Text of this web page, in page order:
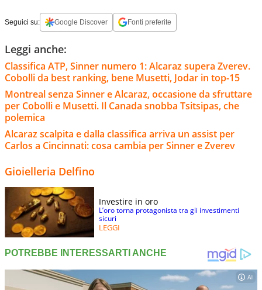
Seguici su: Google Discover Fonti preferite
Leggi anche:
Classifica ATP, Sinner numero 1: Alcaraz supera Zverev.
Cobolli da best ranking, bene Musetti, Jodar in top-15
Montreal senza Sinner e Alcaraz, occasione da sfruttare
per Cobolli e Musetti. Il Canada snobba Tsitsipas, che
polemica
Alcaraz scalpita e dalla classifica arriva un assist per
Carlos a Cincinnati: cosa cambia per Sinner e Zverev
Gioielleria Delfino
Investire in oro
L’oro torna protagonista tra gli investimenti
sicuri
LEGGI